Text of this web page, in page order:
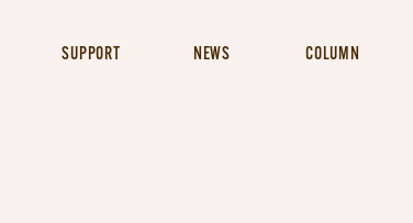
SUPPORT NEWS COLUMN